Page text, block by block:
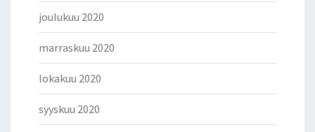
joulukuu 2020
marraskuu 2020
lokakuu 2020
syyskuu 2020